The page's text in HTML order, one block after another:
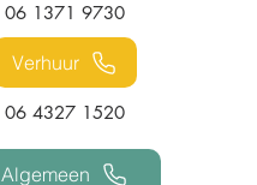
06 1371 9730
Verhuur
06 4327 1520
Algemeen